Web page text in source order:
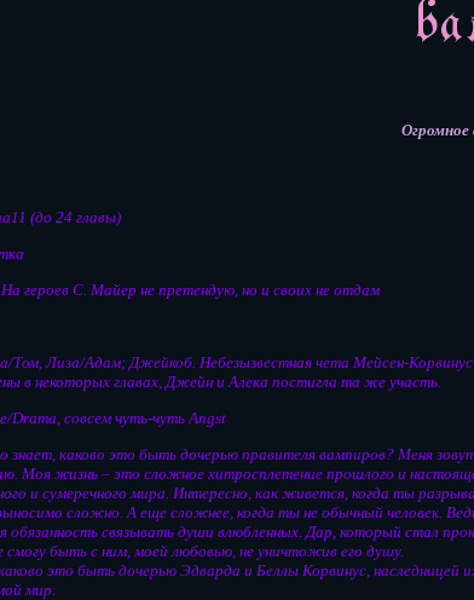
Огромное
(до 24 главы)
На героев С. Майер не претендую, но и своих не отдам
Том, Лиза/Адам; Джейкоб. Небезызвестная чета Мейсен-
в некоторых главах, Джейн и Алека постигла та же участь.
Drama, совсем чуть-чуть Angst
знает, каково это быть дочерью правителя вампиров? Меня
Моя жизнь – это сложное хитросплетение прошлого и
и сумеречного мира. Интересно, как живется, когда ты
сложно. А еще сложнее, когда ты не обычный человек.
обязанность связывать души влюбленных. Дар, который стал
смогу быть с ним, моей любовью, не уничтожив его душу.
это быть дочерью Эдварда и Беллы Корвинус, наследницей
мир.